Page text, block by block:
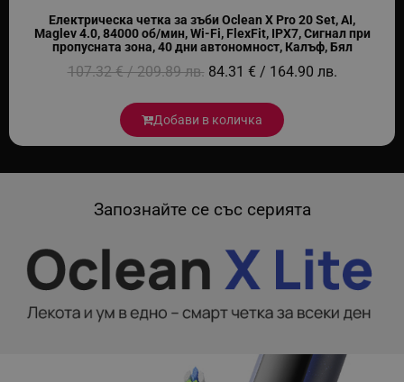
Електрическа четка за зъби Oclean X Pro 20 Set, AI,
Maglev 4.0, 84000 об/мин, Wi-Fi, FlexFit, IPX7, Сигнал при
пропусната зона, 40 дни автономност, Калъф, Бял
107.32 € / 209.89 лв. 84.31 € / 164.90 лв.
Добави в количка
Запознайте се със серията